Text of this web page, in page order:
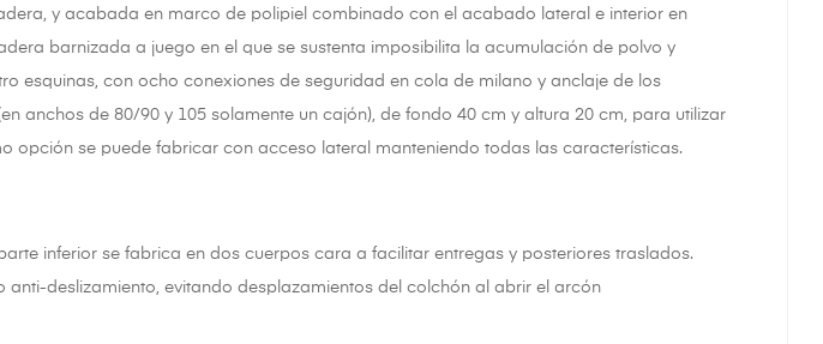
y acabada en marco de polipiel combinado con el acabado lateral e interior en
barnizada a juego en el que se sustenta imposibilita la acumulación de polvo y
esquinas, con ocho conexiones de seguridad en cola de milano y anclaje de los
anchos de 80/90 y 105 solamente un cajón), de fondo 40 cm y altura 20 cm, para utilizar
opción se puede fabricar con acceso lateral manteniendo todas las características.
inferior se fabrica en dos cuerpos cara a facilitar entregas y posteriores traslados.
deslizamiento, evitando desplazamientos del colchón al abrir el arcón